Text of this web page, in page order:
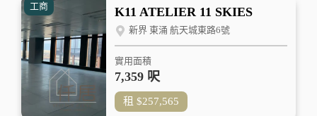
工商 K11 ATELIER 11 SKIES
新界 東涌 航天城東路6號
實用面積
7,359 呎
租 $257,565